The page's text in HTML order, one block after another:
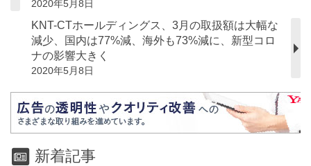
2020年5月8日
KNT-CTホールディングス、3月の取扱額は大幅な
減少、国内は77%減、海外も73%減に、新型コロ
ナの影響大きく
2020年5月8日
新着記事